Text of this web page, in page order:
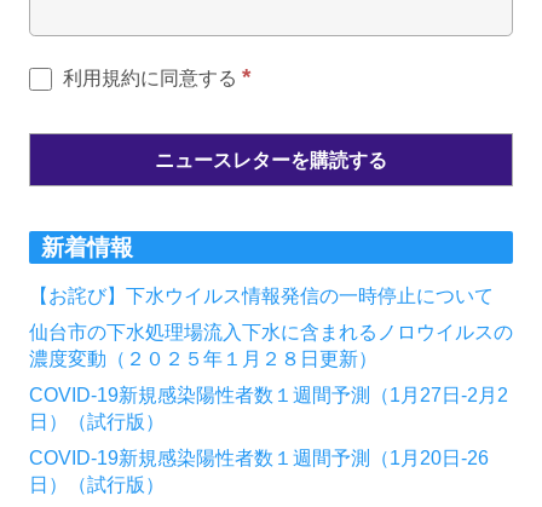
利用規約に同意する *
新着情報
【お詫び】下水ウイルス情報発信の一時停止について
仙台市の下水処理場流入下水に含まれるノロウイルスの
濃度変動（２０２５年１月２８日更新）
COVID-19新規感染陽性者数１週間予測（1月27日-2月2
日）（試行版）
COVID-19新規感染陽性者数１週間予測（1月20日-26
日）（試行版）